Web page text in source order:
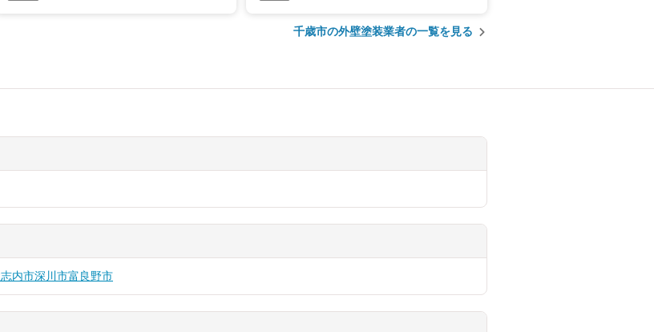
千歳市の外壁塗装業者の一覧を見る
内市深川市富良野市